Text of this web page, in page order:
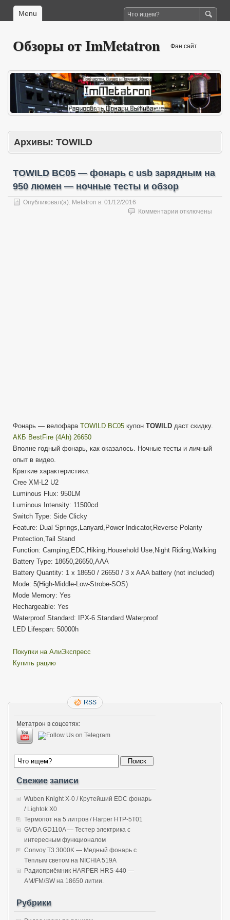
Menu
Обзоры от ImMetatron Фан сайт
Архивы: TOWILD
TOWILD BC05 — фонарь с usb зарядным на
950 люмен — ночные тесты и обзор
Опубликовал(а): Metatron в: 01/12/2016
Комментарии котключены
Фонарь — велофара TOWILD BC05 купон TOWILD даст скидку.
АКБ BestFire (4Ah) 26650
Вполне годный фонарь, как оказалось. Ночные тесты и личный
опыт в видео.
Краткие характеристики:
Cree XM-L2 U2
Luminous Flux: 950LM
Luminous Intensity: 11500cd
Switch Type: Side Clicky
Feature: Dual Springs,Lanyard,Power Indicator,Reverse Polarity
Protection,Tail Stand
Function: Camping,EDC,Hiking,Household Use,Night Riding,Walking
Battery Type: 18650,26650,AAA
Battery Quantity: 1 x 18650 / 26650 / 3 x AAA battery (not included)
Mode: 5(High-Middle-Low-Strobe-SOS)
Mode Memory: Yes
Rechargeable: Yes
Waterproof Standard: IPX-6 Standard Waterproof
LED Lifespan: 50000h
Покупки на АлиЭкспресс
Купить рацию
RSS
Метатрон в соцсетях:
Свежие записи
Wuben Knight X-0 / Крутейший EDC фонарь
/ Lightok X0
Термопот на 5 литров / Harper HTP-5T01
GVDA GD110A — Тестер электрика с
интересным функционалом
Convoy T3 3000K — Медный фонарь с
Тёплым светом на NICHIA 519A
Радиоприёмник HARPER HRS-440 —
AM/FM/SW на 18650 литии.
Рубрики